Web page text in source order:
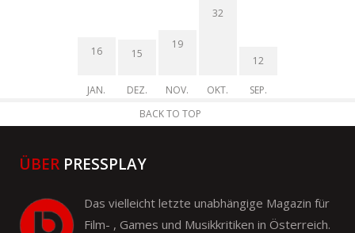
16
JAN.
15
DEZ.
19
NOV.
32
OKT.
12
SEP.
BACK TO TOP
ÜBER PRESSPLAY
Das vielleicht letzte unabhängige Magazin für
Film- , Games und Musikkritiken in Österreich.